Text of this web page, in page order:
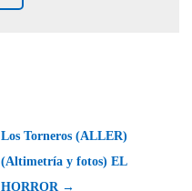
Los Torneros (ALLER)
(Altimetría y fotos) EL
HORROR →